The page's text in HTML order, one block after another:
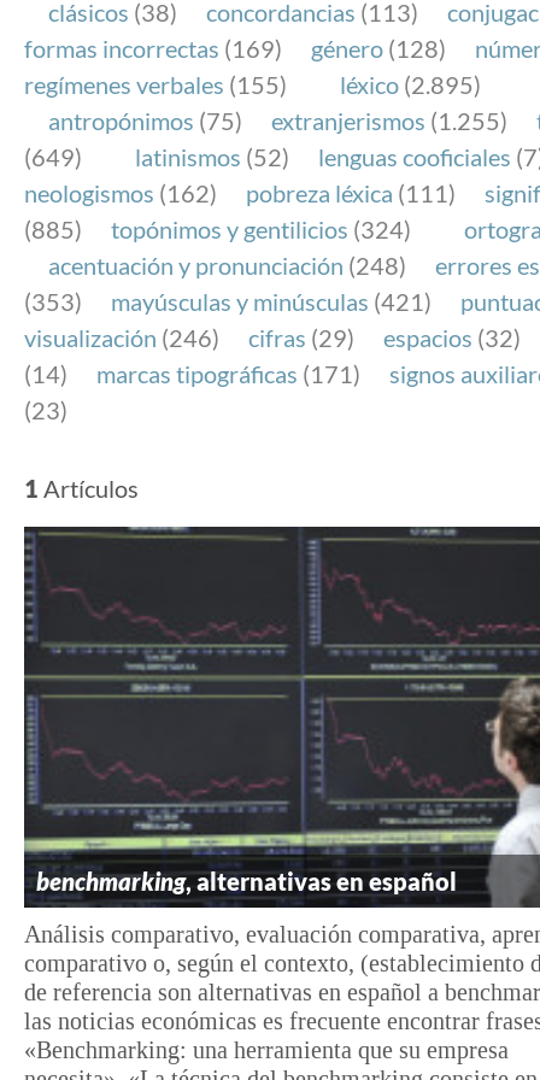
clásicos (38) concordancias (113)
formas incorrectas (169) género (128)
regímenes verbales (155) léxico (2.895)
antropónimos (75) extranjerismos (1.255)
(649)
latinismos (52) lenguas cooficiales
neologismos (162) pobreza léxica (111)
(885)
topónimos y gentilicios (324)
acentuación y pronunciación (248)
errores
(353)
mayúsculas y minúsculas (421)
visualización (246) cifras (29) espacios (32)
(14)
marcas tipográficas (171)
signos
(23)
1 Artículos
benchmarking, alternativas en español
Análisis comparativo, evaluación comparativa,
comparativo o, según el contexto, (establecimiento
de referencia son alternativas en español a
las noticias económicas es frecuente encontrar
«Benchmarking: una herramienta que su empresa